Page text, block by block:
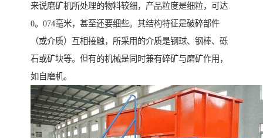
来说磨矿机所处理的物料较细，产品粒度是细粒，可达
0。074毫米，甚至还要细些。其结构特征是破碎部件
（或介质）互相接触，所采用的介质是钢球、钢棒、砾
石或矿块等。但有的机械是同时兼有碎矿与磨矿作用，
如自磨机。